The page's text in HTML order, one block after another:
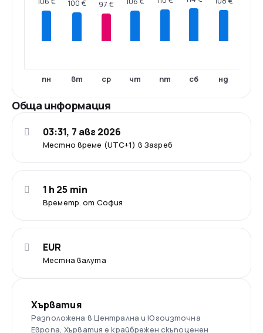
пн
100 €
вт
97 €
ср чт пт сб нд
Обща информация
Местно време (UTC+1) в Загреб
03:31, 7 авг 2026
Времетр. от София
1 h 25 min
Местна валута
EUR
Хърватия
Разположена в Централна и Югоизточна
Европа, Хърватия е крайбрежен скъпоценен